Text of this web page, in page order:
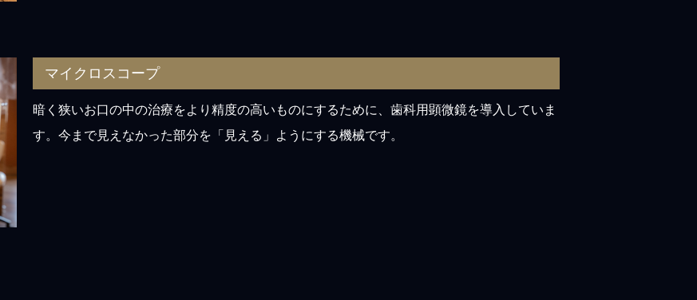
マイクロスコープ
暗く狭いお口の中の治療をより精度の高いものにするために、歯科用顕微鏡を導入していま
す。今まで見えなかった部分を「見える」ようにする機械です。